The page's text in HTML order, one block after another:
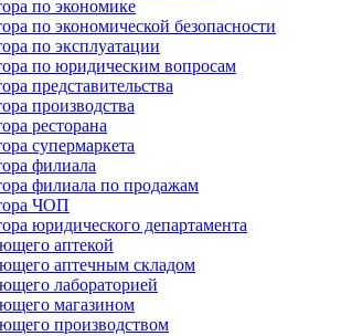
по экономике
по экономической безопасности
по эксплуатации
по юридическим вопросам
представительства
производства
ресторана
супермаркета
филиала
филиала по продажам
ЧОП
юридического департамента
аптекой
аптечным складом
лабораторией
магазином
производством